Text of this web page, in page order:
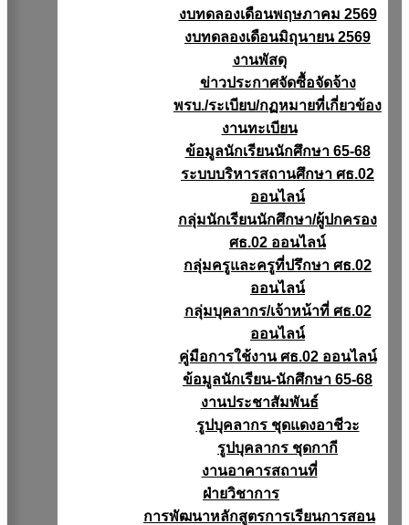
งบทดลองเดือนพฤษภาคม 2569
งบทดลองเดือนมิถุนายน 2569
งานพัสดุ
ข่าวประกาศจัดซื้อจัดจ้าง
พรบ./ระเบียบ/กฏหมายที่เกี่ยวข้อง
งานทะเบียน
ข้อมูลนักเรียนนักศึกษา 65-68
ระบบบริหารสถานศึกษา ศธ.02
ออนไลน์
กลุ่มนักเรียนนักศึกษา/ผู้ปกครอง
ศธ.02 ออนไลน์
กลุ่มครูและครูที่ปรึกษา ศธ.02
ออนไลน์
กลุ่มบุคลากร/เจ้าหน้าที่ ศธ.02
ออนไลน์
คู่มือการใช้งาน ศธ.02 ออนไลน์
ข้อมูลนักเรียน-นักศึกษา 65-68
งานประชาสัมพันธ์
รูปบุคลากร ชุดแดงอาชีวะ
รูปบุคลากร ชุดกากี
งานอาคารสถานที่
ฝ่ายวิชาการ
การพัฒนาหลักสูตรการเรียนการสอน